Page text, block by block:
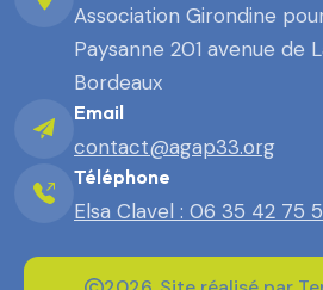
Association Girondine
Paysanne 201 avenue de
Bordeaux
Email
contact@agap33.org
Téléphone
Elsa Clavel : 06 35 42 75